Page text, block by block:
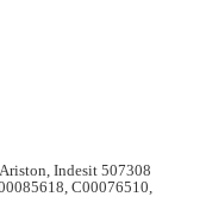
Indesit 507308
C00076510,